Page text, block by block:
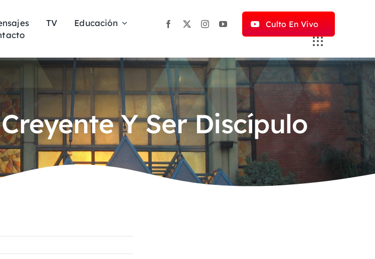
TV
Educación
Culto En Vivo
Y Ser Discípulo